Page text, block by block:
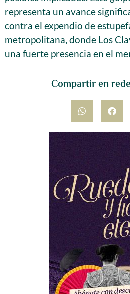
Compartir en
representa un avance
contra el expendio de
metropolitana, donde Los
una fuerte presencia en el